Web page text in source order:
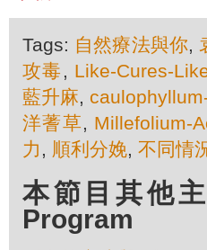
Tags: 自然療法與你,
攻毒, Like-Cures-
藍升麻,
洋蓍草, Millefolium-
力 , 順利分娩, 不同情
本節目其他
Program